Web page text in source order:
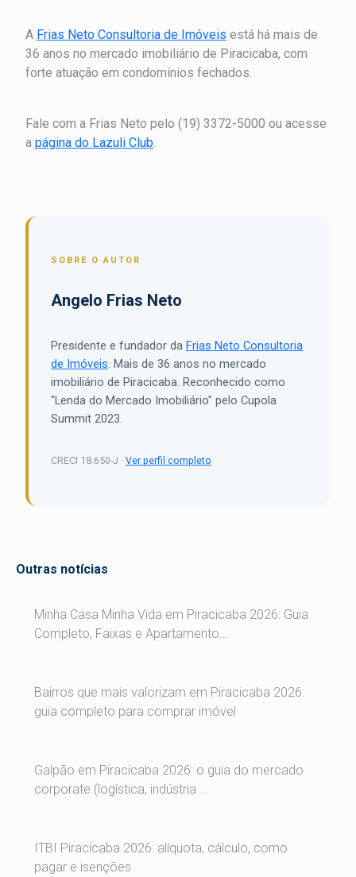
Outras notícias
Minha Casa Minha Vida em Piracicaba 2026: Guia
Completo, Faixas e Apartamento...
Bairros que mais valorizam em Piracicaba 2026:
guia completo para comprar imóvel
Galpão em Piracicaba 2026: o guia do mercado
corporate (logística, indústria ...
ITBI Piracicaba 2026: alíquota, cálculo, como
pagar e isenções
A Frias Neto Consultoria de Imóveis está há mais de
36 anos no mercado imobiliário de Piracicaba, com
forte atuação em condomínios fechados.
Fale com a Frias Neto pelo (19) 3372-5000 ou acesse
a página do Lazuli Club.
SOBRE O AUTOR
Angelo Frias Neto
Presidente e fundador da Frias Neto Consultoria
de Imóveis. Mais de 36 anos no mercado
imobiliário de Piracicaba. Reconhecido como
"Lenda do Mercado Imobiliário" pelo Cupola
Summit 2023.
CRECI 18.650-J · Ver perfil completo